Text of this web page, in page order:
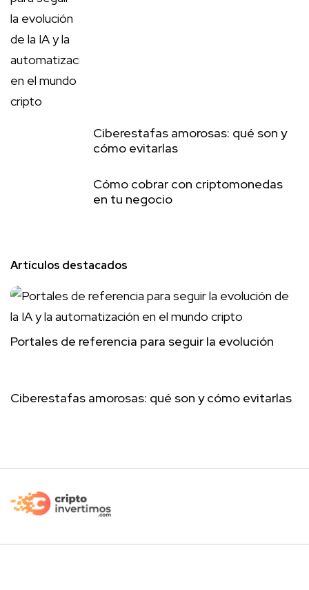
Ciberestafas amorosas: qué son y
cómo evitarlas
Cómo cobrar con criptomonedas
en tu negocio
Artículos destacados
Portales de referencia para seguir la evolución
Ciberestafas amorosas: qué son y cómo evitarlas